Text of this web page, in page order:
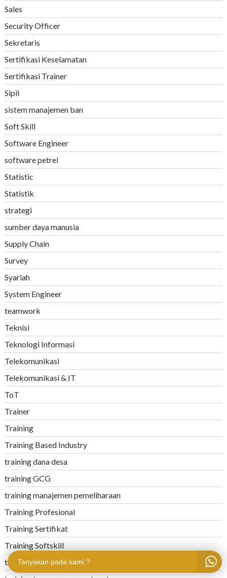
Sales
Security Officer
Sekretaris
Sertifikasi Keselamatan
Sertifikasi Trainer
Sipil
sistem manajemen ban
Soft Skill
Software Engineer
software petrel
Statistic
Statistik
strategi
sumber daya manusia
Supply Chain
Survey
Syariah
System Engineer
teamwork
Teknisi
Teknologi Informasi
Telekomunikasi
Telekomunikasi & IT
ToT
Trainer
Training
Training Based Industry
training dana desa
training GCG
training manajemen pemeliharaan
Training Profesional
Training Sertifikat
Training Softskill
training strategi RCM
Tanyakan pada kami ?